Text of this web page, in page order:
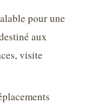
pour une
aux
visite